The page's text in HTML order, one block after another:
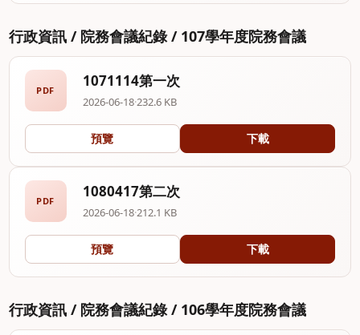
行政資訊 / 院務會議紀錄 / 107學年度院務會議
PDF
1071114第一次
2026-06-18·232.6 KB
預覽 下載
PDF
1080417第二次
2026-06-18·212.1 KB
預覽 下載
行政資訊 / 院務會議紀錄 / 106學年度院務會議